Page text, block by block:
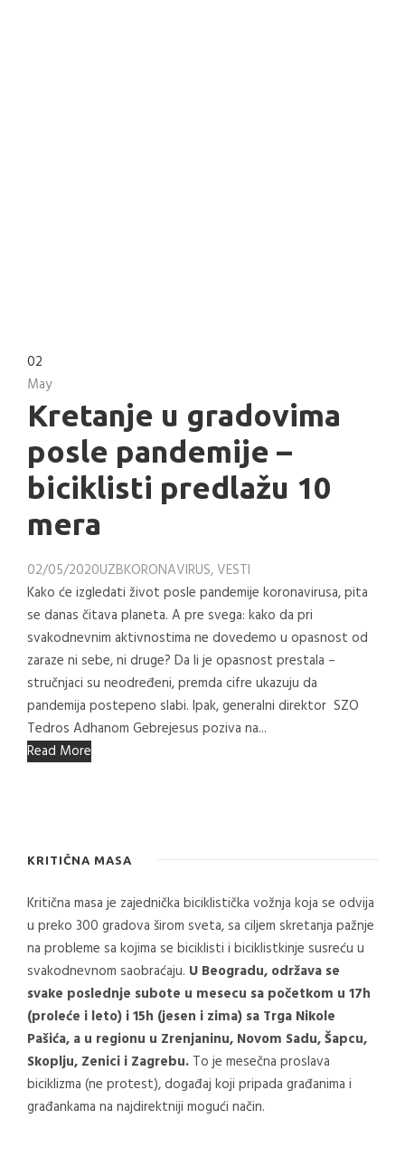
02
May
Kretanje u gradovima
posle pandemije –
biciklisti predlažu 10
mera
02/05/2020UZBKORONAVIRUS,VESTI
Kako će izgledati život posle pandemije koronavirusa, pita
se danas čitava planeta. A pre svega: kako da pri
svakodnevnim aktivnostima ne dovedemo u opasnost od
zaraze ni sebe, ni druge? Da li je opasnost prestala –
stručnjaci su neodređeni, premda cifre ukazuju da
pandemija postepeno slabi. Ipak, generalni direktor SZO
Tedros Adhanom Gebrejesus poziva na...
Read More
KRITIČNA MASA
Kritična masa je zajednička biciklistička vožnja koja se odvija
u preko 300 gradova širom sveta, sa ciljem skretanja pažnje
na probleme sa kojima se biciklisti i biciklistkinje susreću u
svakodnevnom saobraćaju. U Beogradu, održava se
svake poslednje subote u mesecu sa početkom u 17h
(proleće i leto) i 15h (jesen i zima) sa Trga Nikole
Pašića, a u regionu u Zrenjaninu, Novom Sadu, Šapcu,
Skoplju, Zenici i Zagrebu. To je mesečna proslava
biciklizma (ne protest), događaj koji pripada građanima i
građankama na najdirektniji mogući način.